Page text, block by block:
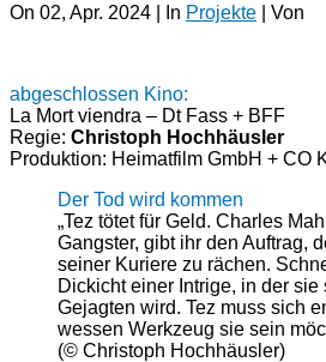
On 02, Apr. 2024 | In Projekte | Von
abgeschlossen Kino:
La Mort viendra – Dt Fass + BFF
Regie: Christoph Hochhäusler
Produktion: Heimatfilm GmbH + CO
Der Tod wird kommen
„Tez tötet für Geld. Charles
Gangster, gibt ihr den Auftrag,
seiner Kuriere zu rächen.
Dickicht einer Intrige, in der sie
Gejagten wird. Tez muss sich
wessen Werkzeug sie sein
(© Christoph Hochhäusler)